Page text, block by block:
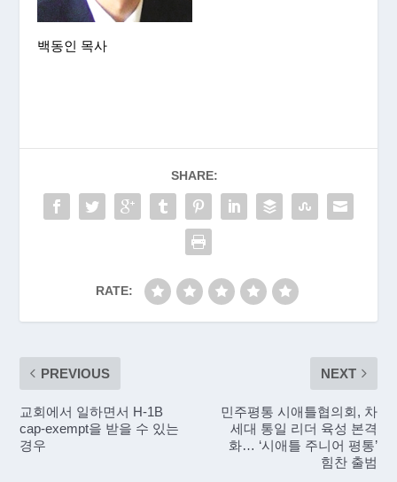
백동인 목사
SHARE:
RATE:
PREVIOUS
교회에서 일하면서 H-1B
cap-exempt을 받을 수 있는
경우
NEXT
민주평통 시애틀협의회, 차
세대 통일 리더 육성 본격
화… ‘시애틀 주니어 평통’
힘찬 출범